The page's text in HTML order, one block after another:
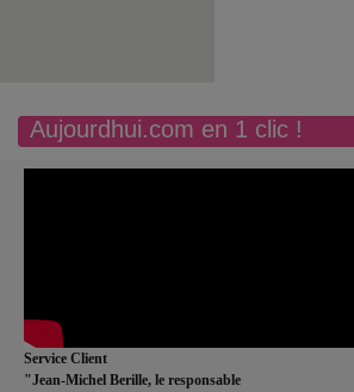
Aujourdhui.com en 1 clic !
Service Client
"Jean-Michel Berille, le responsable